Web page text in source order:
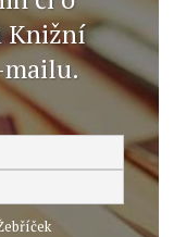
Knižní
mailu.